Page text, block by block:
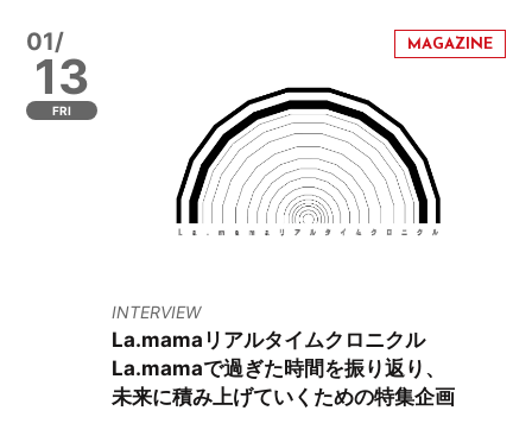
01/
13
FRI
INTERVIEW
La.mamaリアルタイムクロニクル
La.mamaで過ぎた時間を振り返り、
未来に積み上げていくための特集企画